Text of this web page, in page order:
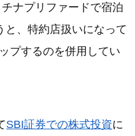
ナプリファードで宿泊
と、特約店扱いになって
プするのを併用してい
SBI証券での株式投資に